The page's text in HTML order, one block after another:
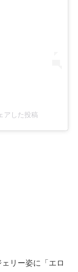
アした投稿
リー姿に「エロ